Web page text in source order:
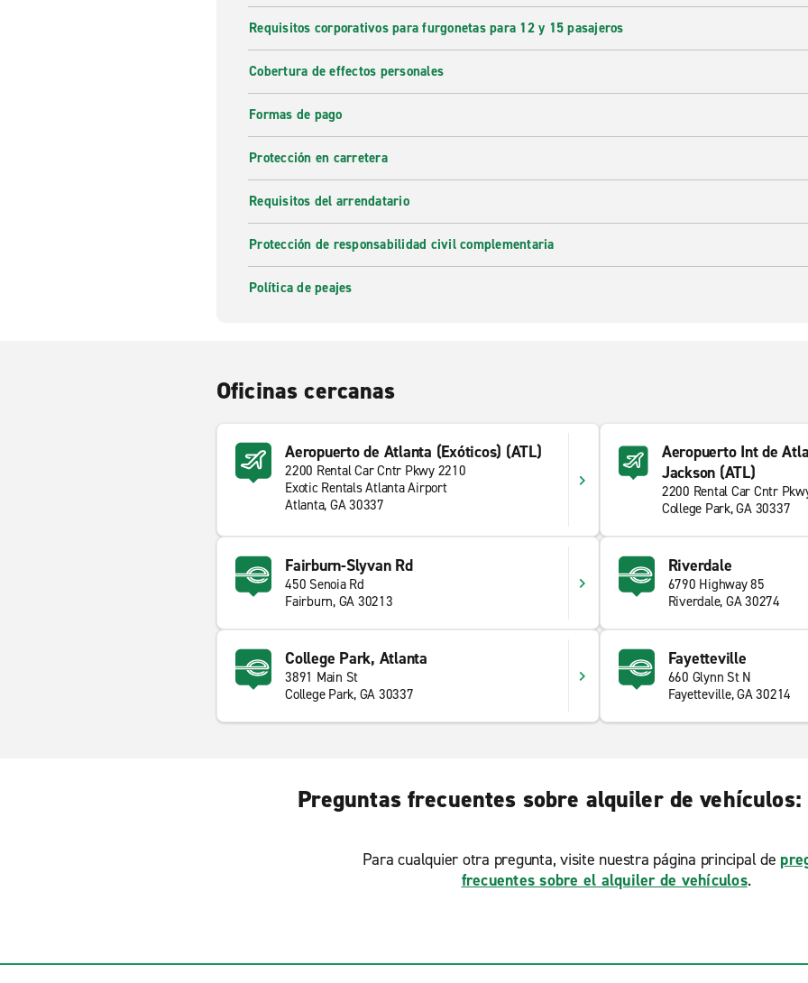
Requisitos corporativos para furgonetas para 12 y 15 pasajeros
Cobertura de effectos personales
Formas de pago
Protección en carretera
Requisitos del arrendatario
Protección de responsabilidad civil complementaria
Política de peajes
Oficinas cercanas
Aeropuerto de Atlanta (Exóticos) (ATL)
2200 Rental Car Cntr Pkwy 2210
Exotic Rentals Atlanta Airport
Atlanta, GA 30337
Aeropuerto Int de
Jackson (ATL)
2200 Rental Car Cntr
College Park, GA 30337
Fairburn-Slyvan Rd
450 Senoia Rd
Fairburn, GA 30213
Riverdale
6790 Highway 85
Riverdale, GA 30274
College Park, Atlanta
3891 Main St
College Park, GA 30337
Fayetteville
660 Glynn St N
Fayetteville, GA 30214
Preguntas frecuentes sobre alquiler de
Para cualquier otra pregunta, visite nuestra página principal de
frecuentes sobre el alquiler de vehículos.